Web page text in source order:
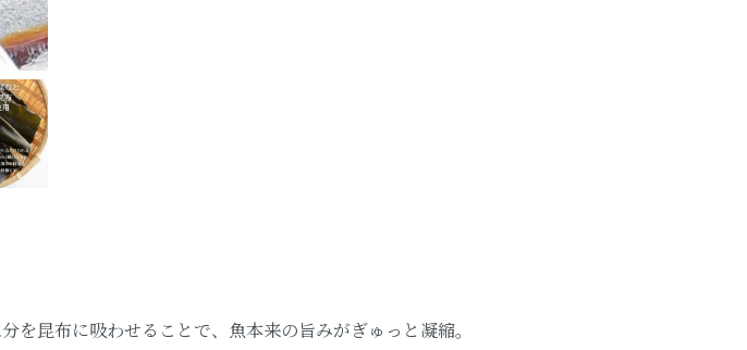
昆布に吸わせることで、魚本来の旨みがぎゅっと凝縮。